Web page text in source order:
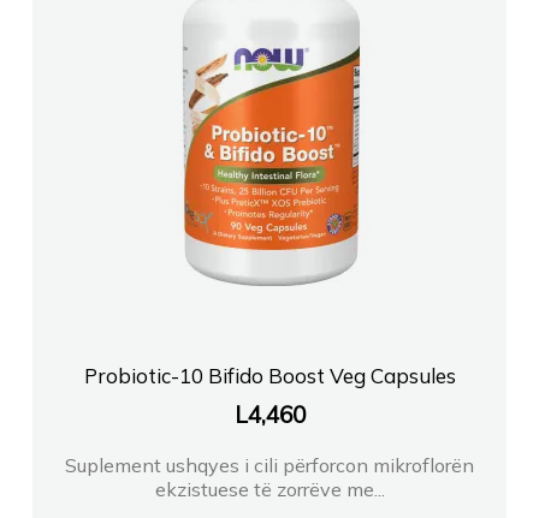
Probiotic-10 Bifido Boost Veg Capsules
L4,460
Suplement ushqyes i cili përforcon mikroflorën
ekzistuese të zorrëve me...